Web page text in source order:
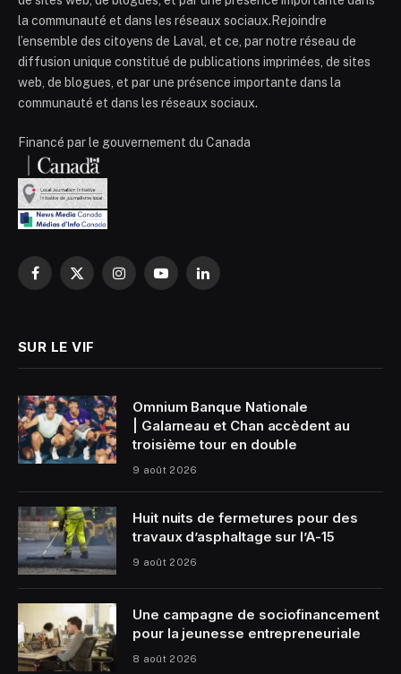
la communauté et dans les réseaux sociaux.Rejoindre
l’ensemble des citoyens de Laval, et ce, par notre réseau de
diffusion unique constitué de publications imprimées, de sites
web, de blogues, et par une présence importante dans la
communauté et dans les réseaux sociaux.
Financé par le gouvernement du Canada
Facebook
X
InstagramYouTubeLinkedIn
SUR LE VIF
Omnium Banque Nationale
| Galarneau et Chan accèdent au
troisième tour en double
9 août 2026
Huit nuits de fermetures pour des
travaux d’asphaltage sur l’A-15
9 août 2026
Une campagne de sociofinancement
pour la jeunesse entrepreneuriale
8 août 2026